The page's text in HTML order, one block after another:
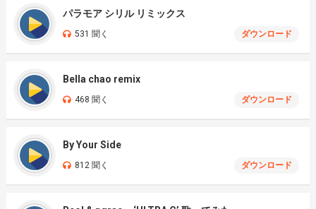
パラモア シリル リミックス
531 聞く ダウンロード
Bella chao remix
468 聞く ダウンロード
By Your Side
812 聞く ダウンロード